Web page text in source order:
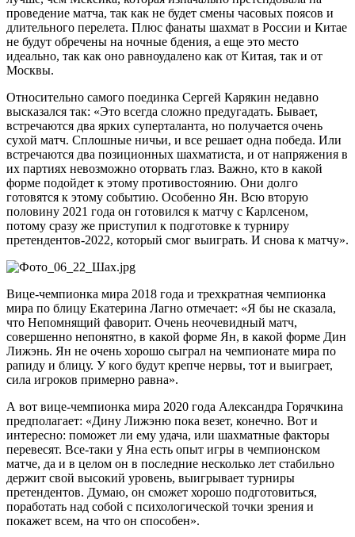
проведение матча, так как не будет смены часовых поясов и
длительного перелета. Плюс фанаты шахмат в России и Китае
не будут обречены на ночные бдения, а еще это место
идеально, так как оно равноудалено как от Китая, так и от
Москвы.
Относительно самого поединка Сергей Карякин недавно
высказался так: «Это всегда сложно предугадать. Бывает,
встречаются два ярких суперталанта, но получается очень
сухой матч. Сплошные ничьи, и все решает одна победа. Или
встречаются два позиционных шахматиста, и от напряжения в
их партиях невозможно оторвать глаз. Важно, кто в какой
форме подойдет к этому противостоянию. Они долго
готовятся к этому событию. Особенно Ян. Всю вторую
половину 2021 года он готовился к матчу с Карлсеном,
потому сразу же приступил к подготовке к турниру
претендентов-2022, который смог выиграть. И снова к матчу».
Вице-чемпионка мира 2018 года и трехкратная чемпионка
мира по блицу Екатерина Лагно отмечает: «Я бы не сказала,
что Непомнящий фаворит. Очень неочевидный матч,
совершенно непонятно, в какой форме Ян, в какой форме Дин
Лижэнь. Ян не очень хорошо сыграл на чемпионате мира по
рапиду и блицу. У кого будут крепче нервы, тот и выиграет,
сила игроков примерно равна».
А вот вице-чемпионка мира 2020 года Александра Горячкина
предполагает: «Дину Лижэню пока везет, конечно. Вот и
интересно: поможет ли ему удача, или шахматные факторы
перевесят. Все-таки у Яна есть опыт игры в чемпионском
матче, да и в целом он в последние несколько лет стабильно
держит свой высокий уровень, выигрывает турниры
претендентов. Думаю, он сможет хорошо подготовиться,
поработать над собой с психологической точки зрения и
покажет всем, на что он способен».